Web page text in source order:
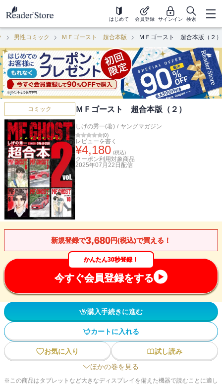
はじめて 会員登録 サインイン 検索
男性コミック ＭＦゴースト 超合本版 ＭＦゴースト 超合本版（２）
コミック ＭＦゴースト 超合本版（２）
しげの秀一(著) / ヤングマガジン
(0)
レビューを書く
¥4,180 (税込)
クーポン利用対象商品
2025年07月22日 配信
新規登録で3,680円(税込)で買える！
かんたん30秒登録！
今すぐ会員登録をする
購入手続きに進む
カートに入れる
お気に入り
試し読み
ほかの巻を見る
※この商品はタブレットなど大きなディスプレイを備えた機器で読むことに適し